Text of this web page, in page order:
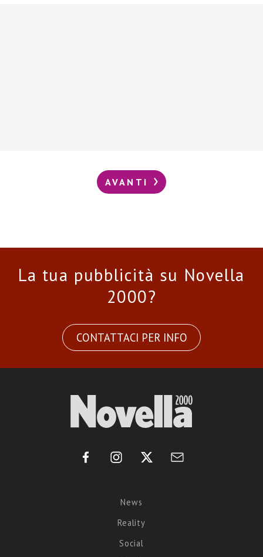
AVANTI
La tua pubblicità su Novella
2000?
CONTATTACI PER INFO
News
Reality
Social